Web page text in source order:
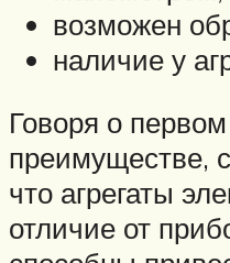
возможен
наличие у
Говоря о
преимуществе,
что агрегаты
отличие от